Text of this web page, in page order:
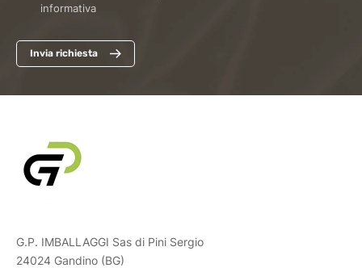
informativa
Invia richiesta
G.P. IMBALLAGGI Sas di Pini Sergio
24024 Gandino (BG)